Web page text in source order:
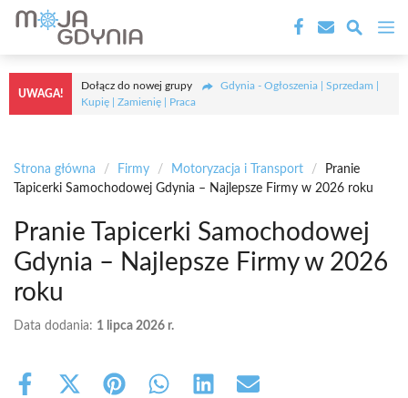
Przejdź
treści
UWAGA!
Dołącz do nowej grupy
Gdynia - Ogłoszenia | Sprzedam |
Kupię | Zamienię | Praca
Strona główna / Firmy / Motoryzacja i Transport /
Pranie
Tapicerki Samochodowej Gdynia – Najlepsze Firmy w 2026 roku
Pranie Tapicerki Samochodowej
Gdynia – Najlepsze Firmy w 2026
roku
Data dodania: 1 lipca 2026 r.
Share
Share Share Share Share Share